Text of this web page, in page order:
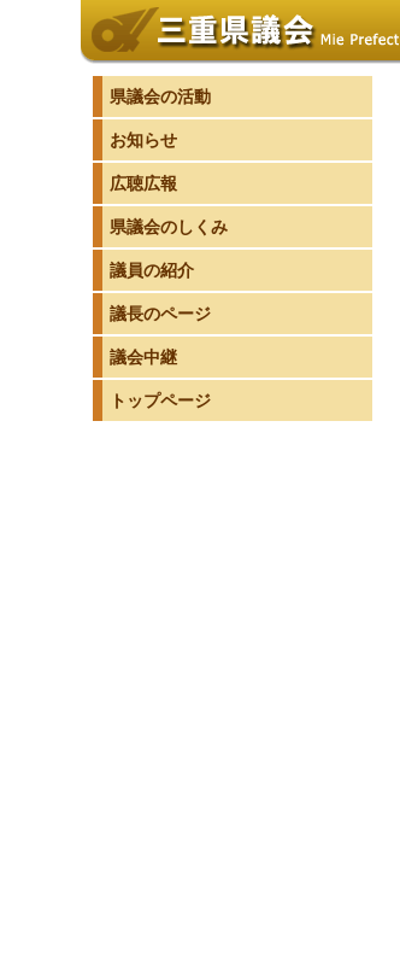
県議会の活動
お知らせ
広聴広報
県議会のしくみ
議員の紹介
議長のページ
議会中継
トップページ